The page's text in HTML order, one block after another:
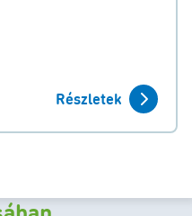
Részletek